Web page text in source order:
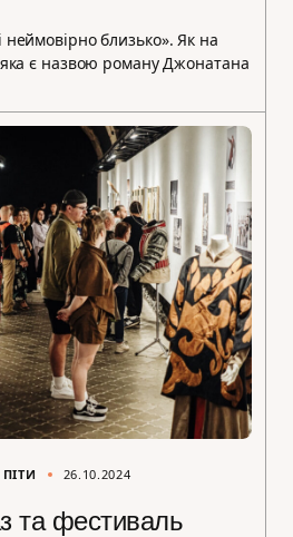
близько». Як на
є назвою роману Джонатана
26.10.2024
та фестиваль